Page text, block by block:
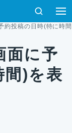
検索 メ
約投稿の日時(特に時
面に予
間)を表